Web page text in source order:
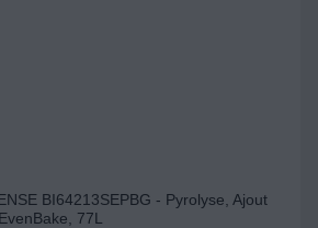
BI64213SEPBG - Pyrolyse, Ajout
77L